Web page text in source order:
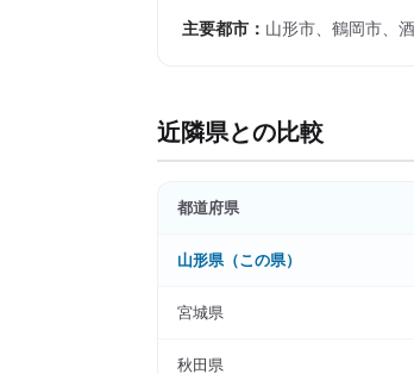
主要都市： 山形市、鶴岡市、
近隣県との比較
都道府県
山形県（この県）
宮城県
秋田県